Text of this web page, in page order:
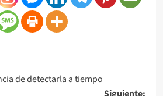
de detectarla a tiempo
Siguiente: